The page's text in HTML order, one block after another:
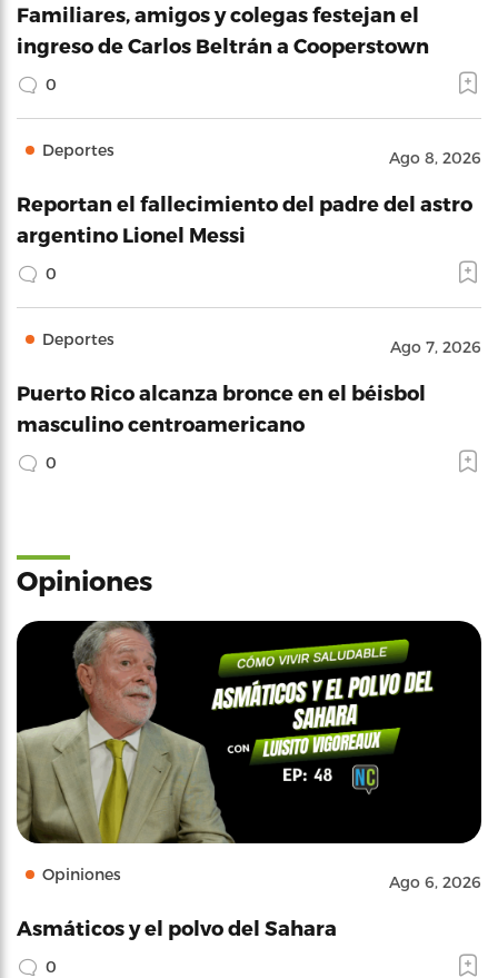
Familiares, amigos y colegas festejan el
ingreso de Carlos Beltrán a Cooperstown
0
Deportes Ago 8, 2026
Reportan el fallecimiento del padre del astro
argentino Lionel Messi
0
Deportes Ago 7, 2026
Puerto Rico alcanza bronce en el béisbol
masculino centroamericano
0
Opiniones
Opiniones Ago 6, 2026
Asmáticos y el polvo del Sahara
0